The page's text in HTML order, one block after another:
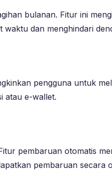
bulanan. Fitur ini
dan menghindari
pengguna untuk
atau e-wallet.
pembaruan otomatis
pembaruan secara